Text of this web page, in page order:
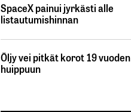
SpaceX painui jyrkästi alle
listautumishinnan
Öljy vei pitkät korot 19 vuoden
huippuun